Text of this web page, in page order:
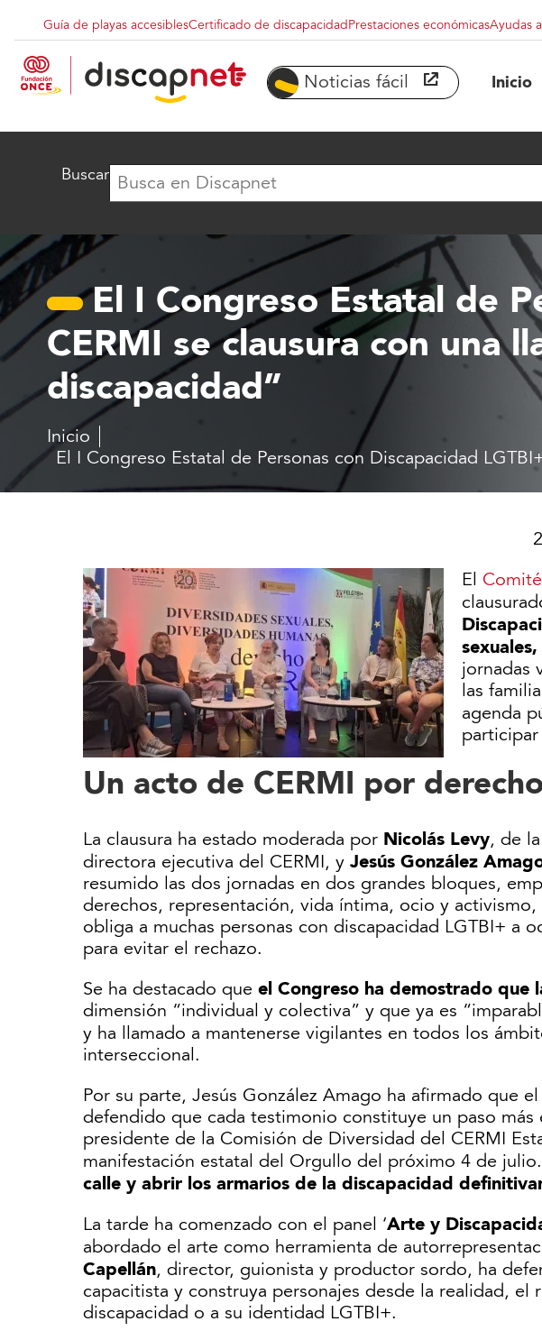
Menu superior destacados
Guía de playas accesiblesCertificado de discapacidadPrestaciones económicasAyudas
Noticias fácil abre enInicio
Buscar
El I Congreso Estatal de
CERMI se clausura con una
discapacidad”
Inicio
El I Congreso Estatal de Personas con Discapacidad
El
jornadas
las
agenda
Un acto de CERMI por
La clausura ha estado moderada por Nicolás Levy, de
directora ejecutiva del CERMI, y Jesús González
resumido las dos jornadas en dos grandes bloques,
derechos, representación, vida íntima, ocio y
obliga a muchas personas con discapacidad LGTBI+ a
para evitar el rechazo.
Se ha destacado que el Congreso ha demostrado que
dimensión “individual y colectiva” y que ya es
y ha llamado a mantenerse vigilantes en todos los
interseccional.
Por su parte, Jesús González Amago ha afirmado que
defendido que cada testimonio constituye un paso más
presidente de la Comisión de Diversidad del CERMI
manifestación estatal del Orgullo del próximo 4 de
calle y abrir los armarios de la discapacidad
La tarde ha comenzado con el panel ‘Arte y
abordado el arte como herramienta de
Capellán, director, guionista y productor sordo, ha
capacitista y construya personajes desde la realidad,
discapacidad o a su identidad LGTBI+.